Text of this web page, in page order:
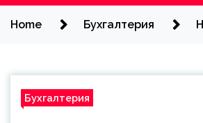
Home Бухгалтерия
Бухгалтерия